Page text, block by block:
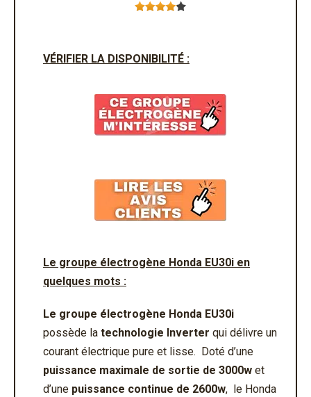
VÉRIFIER LA DISPONIBILITÉ :
Le groupe électrogène Honda EU30i en
quelques mots :
Le groupe électrogène Honda EU30i
possède la technologie Inverter qui délivre un
courant électrique pure et lisse. Doté d’une
puissance maximale de sortie de 3000w et
d’une puissance continue de 2600w, le Honda